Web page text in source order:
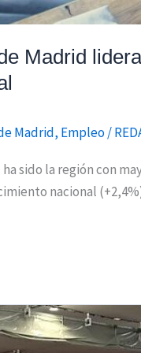
Madrid
Madrid, Empleo/
sido la región con
nacional